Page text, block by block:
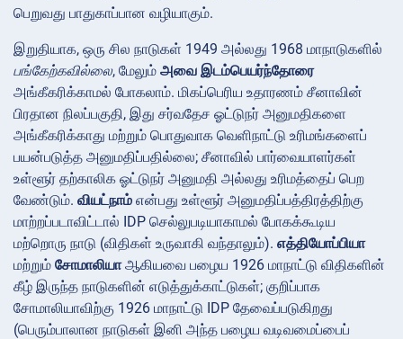
பெறுவது பாதுகாப்பான வழியாகும்.
இறுதியாக, ஒரு சில நாடுகள் 1949 அல்லது 1968 மாநாடுகளில்
பங்கேற்கவில்லை, மேலும் அவை இடம்பெயர்ந்தோரை
அங்கீகரிக்காமல் போகலாம். மிகப்பெரிய உதாரணம் சீனாவின்
பிரதான நிலப்பகுதி, இது சர்வதேச ஓட்டுநர் அனுமதிகளை
அங்கீகரிக்காது மற்றும் பொதுவாக வெளிநாட்டு உரிமங்களைப்
பயன்படுத்த அனுமதிப்பதில்லை; சீனாவில் பார்வையாளர்கள்
உள்ளூர் தற்காலிக ஓட்டுநர் அனுமதி அல்லது உரிமத்தைப் பெற
வேண்டும். வியட்நாம் என்பது உள்ளூர் அனுமதிப்பத்திரத்திற்கு
மாற்றப்படாவிட்டால் IDP செல்லுபடியாகாமல் போகக்கூடிய
மற்றொரு நாடு (விதிகள் உருவாகி வந்தாலும்). எத்தியோப்பியா
மற்றும் சோமாலியாஆகியவை பழைய 1926 மாநாட்டு விதிகளின்
கீழ் இருந்த நாடுகளின் எடுத்துக்காட்டுகள்; குறிப்பாக
சோமாலியாவிற்கு 1926 மாநாட்டு IDP தேவைப்படுகிறது
(பெரும்பாலான நாடுகள் இனி அந்த பழைய வடிவமைப்பைப்